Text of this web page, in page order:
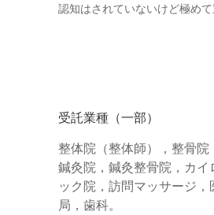
認知はされていないけど極め
受託業種（一部）
整体院（整体師），整骨院
鍼灸院，鍼灸整骨院，カイ
ック院，訪問マッサージ
局，歯科。